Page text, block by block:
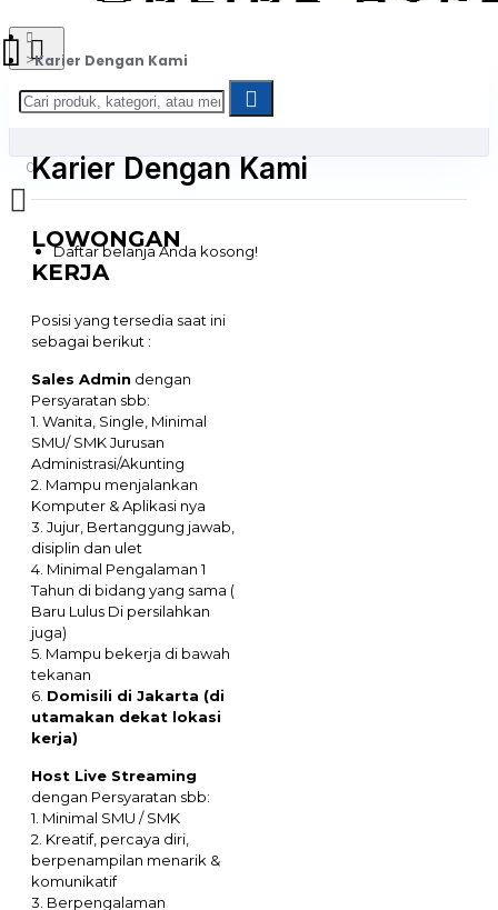
0
Daftar belanja Anda kosong!
Karier Dengan Kami
Karier Dengan Kami
LOWONGAN
KERJA
Posisi yang tersedia saat ini
sebagai berikut :
Sales Admin dengan
Persyaratan sbb:
1. Wanita, Single, Minimal
SMU/ SMK Jurusan
Administrasi/Akunting
2. Mampu menjalankan
Komputer & Aplikasi nya
3. Jujur, Bertanggung jawab,
disiplin dan ulet
4. Minimal Pengalaman 1
Tahun di bidang yang sama (
Baru Lulus Di persilahkan
juga)
5. Mampu bekerja di bawah
tekanan
6. Domisili di Jakarta (di
utamakan dekat lokasi
kerja)
Host Live Streaming
dengan Persyaratan sbb:
1. Minimal SMU / SMK
2. Kreatif, percaya diri,
berpenampilan menarik &
komunikatif
3. Berpengalaman